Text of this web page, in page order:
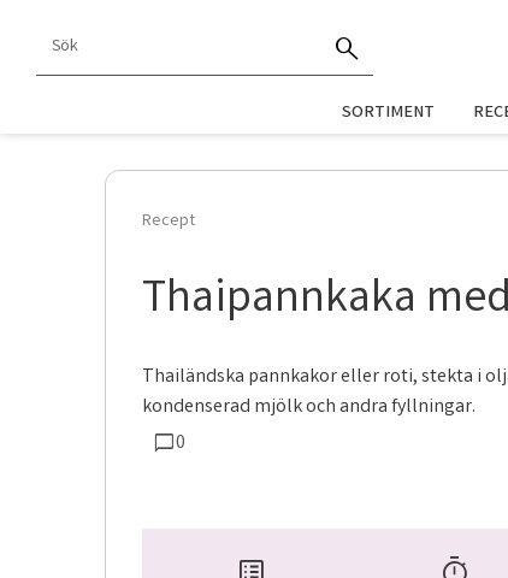
SORTIMENT
Recept
Thaipannkaka
Thailändska pannkakor eller roti, stekta i
kondenserad mjölk och andra fyllningar.
0